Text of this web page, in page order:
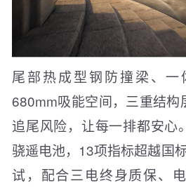
尾部热成型钢防撞梁、一
680mm吸能空间，三重结
追尾风险，让每一排都安心
骁遥电池，13项指标超越国
试，配合三电终身质保、